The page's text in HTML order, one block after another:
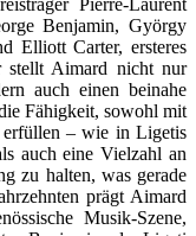
Benjamin, György
Elliott Carter, ersteres
stellt Aimard nicht nur
auch einen beinahe
Fähigkeit, sowohl mit
erfüllen – wie in Ligetis
auch eine Vielzahl an
zu halten, was gerade
prägt Aimard
Musik-Szene,